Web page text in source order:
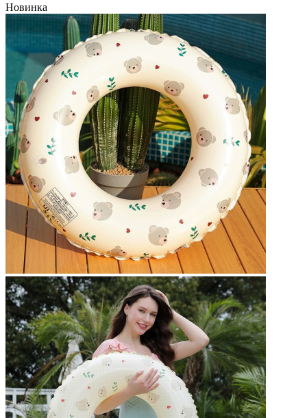
Новинка